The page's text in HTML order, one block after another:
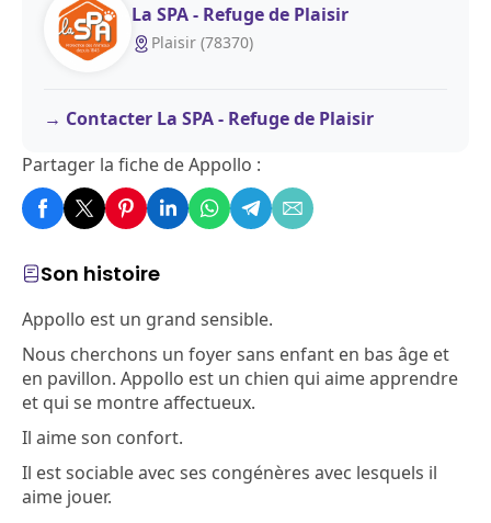
Son histoire
Appollo est un grand sensible.
Nous cherchons un foyer sans enfant en bas âge et
en pavillon. Appollo est un chien qui aime apprendre
et qui se montre affectueux.
Il aime son confort.
Il est sociable avec ses congénères avec lesquels il
aime jouer.
La SPA - Refuge de Plaisir
Plaisir (78370)
Contacter La SPA - Refuge de Plaisir
Partager la fiche de Appollo :